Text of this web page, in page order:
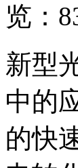
览：
新型
中的
的快